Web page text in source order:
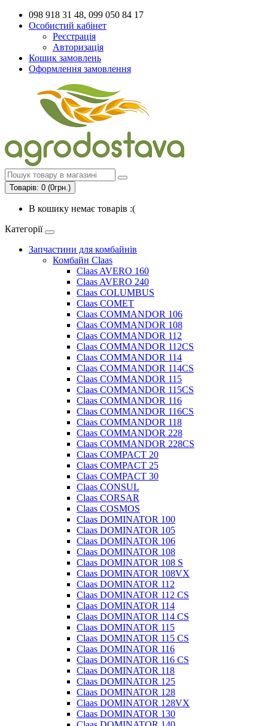
098 918 31 48, 099 050 84 17
Особистий кабінет
Реєстрація
Авторизація
Кошик замовлень
Оформлення замовлення
Товарів: 0 (0грн.)
В кошику немає товарів :(
Категорії
Запчастини для комбайнів
Комбайн Claas
Claas AVERO 160
Claas AVERO 240
Claas COLUMBUS
Claas COMET
Claas COMMANDOR 106
Claas COMMANDOR 108
Claas COMMANDOR 112
Claas COMMANDOR 112CS
Claas COMMANDOR 114
Claas COMMANDOR 114CS
Claas COMMANDOR 115
Claas COMMANDOR 115CS
Claas COMMANDOR 116
Claas COMMANDOR 116CS
Claas COMMANDOR 118
Claas COMMANDOR 228
Claas COMMANDOR 228CS
Claas COMPACT 20
Claas COMPACT 25
Claas COMPACT 30
Claas CONSUL
Claas CORSAR
Claas COSMOS
Claas DOMINATOR 100
Claas DOMINATOR 105
Claas DOMINATOR 106
Claas DOMINATOR 108
Claas DOMINATOR 108 S
Claas DOMINATOR 108VX
Claas DOMINATOR 112
Claas DOMINATOR 112 CS
Claas DOMINATOR 114
Claas DOMINATOR 114 CS
Claas DOMINATOR 115
Claas DOMINATOR 115 CS
Claas DOMINATOR 116
Claas DOMINATOR 116 CS
Claas DOMINATOR 118
Claas DOMINATOR 125
Claas DOMINATOR 128
Claas DOMINATOR 128VX
Claas DOMINATOR 130